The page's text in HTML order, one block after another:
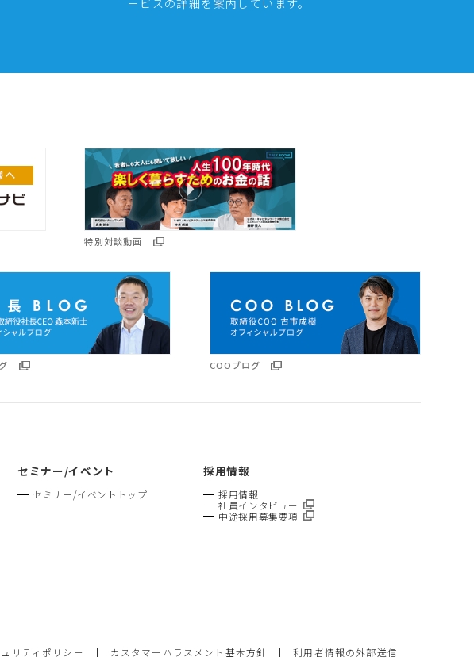
ービスの詳細を案内しています。
特別対談動画
COOブログ
セミナー/イベント
セミナー/イベントトップ
採用情報
採用情報
社員インタビュー
中途採用募集要項
リティポリシー カスタマーハラスメント基本方針 利用者情報の外部送信